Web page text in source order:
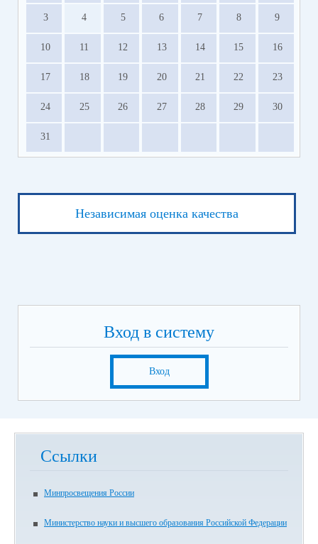
3 4 5 6 7 8 9
10 11 12 13 14 15 16
17 18 19 20 21 22 23
24 25 26 27 28 29 30
31
Независимая оценка качества
Вход в систему
Вход
Ссылки
Минпросвещения России
Министерство науки и высшего образования Российской Федерации